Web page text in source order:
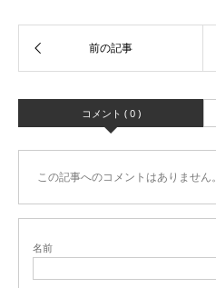
コメント ( 0 )
この記事へのコメントはありません。
名前